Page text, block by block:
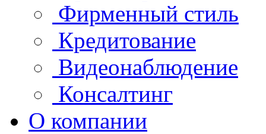
Фирменный стиль
Кредитование
Видеонаблюдение
Консалтинг
О компании